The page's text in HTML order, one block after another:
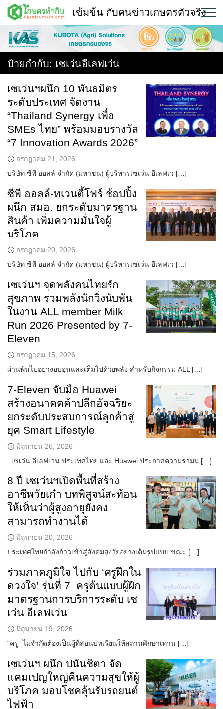
Skip
content
พืช
หน้าแรก
แวดวงเกษตร
ใคร ทำอะไร ที่ไหน
สถานีข่าววันนี้
เข้มข้น กับคนข่าวเกษตรตัวจริง
ป้ายกำกับ: เซเว่นอีเลฟเว่น
เซเว่นฯผนึก 10 พันธมิตร
ระดับประเทศ จัดงาน
“Thailand Synergy เพื่อ
SMEs ไทย” พร้อมมอบรางวัล
“7 Innovation Awards 2026”
กรกฎาคม 21, 2026
บริษัท ซีพี ออลล์ จำกัด (มหาชน) ผู้บริหารเซเว่น อีเลฟเว […]
ซีพี ออลล์-ทเวนตี้โฟร์ ช้อปปิ้ง
ผนึก สมอ. ยกระดับมาตรฐาน
สินค้า เพิ่มความมั่นใจผู้
บริโภค
กรกฎาคม 20, 2026
บริษัท ซีพี ออลล์ จำกัด (มหาชน) ผู้บริหารเซเว่น อีเลฟเว […]
เซเว่นฯ จุดพลังคนไทยรัก
สุขภาพ รวมพลังนักวิ่งนับพัน
ในงาน ALL member Milk
Run 2026 Presented by 7-
Eleven
กรกฎาคม 15, 2026
ผ่านพ้นไปอย่างอบอุ่นและเต็มไปด้วยพลัง สำหรับกิจกรรม ALL […]
7‑Eleven จับมือ Huawei
สร้างอนาคตค้าปลีกอัจฉริยะ
ยกระดับประสบการณ์ลูกค้าสู่
ยุค Smart Lifestyle
มิถุนายน 26, 2026
เซเว่น อีเลฟเว่น ประเทศไทย และ Huawei ประกาศความร่วมม […]
8 ปี เซเว่นฯเปิดพื้นที่สร้าง
อาชีพวัยเก๋า บทพิสูจน์สะท้อน
ให้เห็นว่าผู้สูงอายุยังคง
สามารถทำงานได้
มิถุนายน 20, 2026
ประเทศไทยกำลังก้าวเข้าสู่สังคมสูงวัยอย่างเต็มรูปแบบ ขณะ […]
ร่วมภาคภูมิใจ ไปกับ ‘ครูฝึกใน
ดวงใจ’ รุ่นที่ 7 ครูต้นแบบผู้ฝึก
มาตรฐานการบริการระดับ เซ
เว่น อีเลฟเว่น
มิถุนายน 19, 2026
“ครู” ไม่จำกัดต้องเป็นผู้ที่สอนบทเรียนให้สถานศึกษาเท่าน […]
เซเว่นฯ ผนึก ปนันชิตา จัด
แคมเปญใหญ่คืนความสุขให้ผู้
บริโภค มอบโชคลุ้นรับรถยนต์
ไฟฟ้า